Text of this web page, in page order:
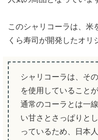
このシャリコーラは、米
くら寿司が開発したオリ
シャリコーラは、そ
を使用していること
通常のコーラとは一
い甘さとさっぱりと
っているため、日本